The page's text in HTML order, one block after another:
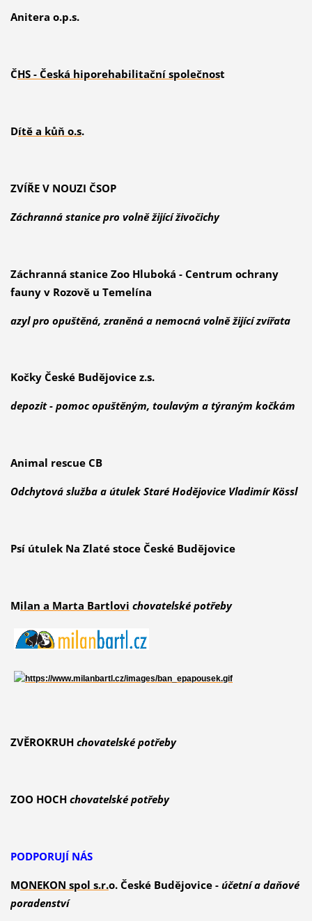
Anitera o.p.s.
ČHS - Česká hiporehabilitační společnost
Dítě a kůň o.s.
ZVÍŘE V NOUZI ČSOP
Záchranná stanice pro volně žijící živočichy
Záchranná stanice Zoo Hluboká - Centrum ochrany
fauny v Rozově u Temelína
azyl pro opuštěná, zraněná a nemocná volně žijící zvířata
Kočky České Budějovice z.s.
depozit - pomoc opuštěným, toulavým a týraným kočkám
Animal rescue CB
Odchytová služba a útulek Staré Hodějovice Vladimír Kössl
Psí útulek Na Zlaté stoce České Budějovice
Milan a Marta Bartlovi chovatelské potřeby
ZVĚROKRUH chovatelské potřeby
ZOO HOCH chovatelské potřeby
PODPORUJÍ NÁS
MONEKON spol s.r.o. České Budějovice - účetní a daňové
poradenství